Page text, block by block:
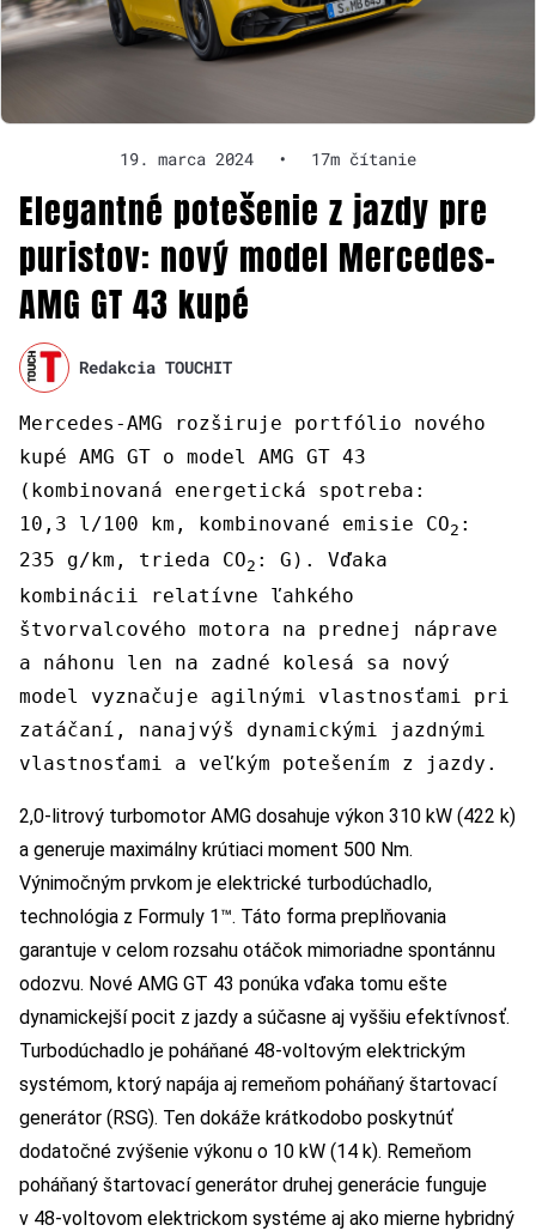
19. marca 2024 • 17m čítanie
Elegantné potešenie z jazdy pre
puristov: nový model Mercedes-
AMG GT 43 kupé
Redakcia TOUCHIT
Mercedes-AMG rozširuje portfólio nového
kupé AMG GT o model AMG GT 43
(kombinovaná energetická spotreba:
10,3 l/100 km, kombinované emisie CO2 :
235 g/km, trieda CO2 : G). Vďaka
kombinácii relatívne ľahkého
štvorvalcového motora na prednej náprave
a náhonu len na zadné kolesá sa nový
model vyznačuje agilnými vlastnosťami pri
zatáčaní, nanajvýš dynamickými jazdnými
vlastnosťami a veľkým potešením z jazdy.
2,0-litrový turbomotor AMG dosahuje výkon 310 kW (422 k)
a generuje maximálny krútiaci moment 500 Nm.
Výnimočným prvkom je elektrické turbodúchadlo,
technológia z Formuly 1™. Táto forma preplňovania
garantuje v celom rozsahu otáčok mimoriadne spontánnu
odozvu. Nové AMG GT 43 ponúka vďaka tomu ešte
dynamickejší pocit z jazdy a súčasne aj vyššiu efektívnosť.
Turbodúchadlo je poháňané 48-voltovým elektrickým
systémom, ktorý napája aj remeňom poháňaný štartovací
generátor (RSG). Ten dokáže krátkodobo poskytnúť
dodatočné zvýšenie výkonu o 10 kW (14 k). Remeňom
poháňaný štartovací generátor druhej generácie funguje
v 48-voltovom elektrickom systéme aj ako mierne hybridný